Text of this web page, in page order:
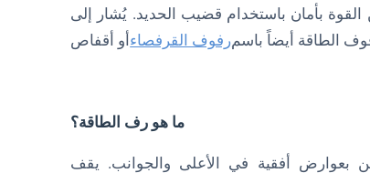
بأمان باستخدام قضيب الحديد. يُشار إلى
الطاقة أيضاً باسمرفوف القرفصاء
ما هو رف الطاقة؟
بعوارض أفقية في الأعلى والجوانب. يقف